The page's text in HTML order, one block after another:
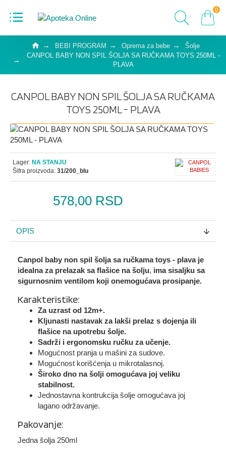
0
BEBI PROGRAM Oprema za bebe
Šolje
CANPOL BABY NON SPIL ŠOLJA SA RUČKAMA TOYS 250ML -
PLAVA
CANPOL BABY NON SPIL ŠOLJA SA RUČKAMA
TOYS 250ML - PLAVA
578,00 RSD
Lager: NA STANJU
Šifra proizvoda: 31/200_blu
OPIS
Canpol baby non spil šolja sa ručkama toys - plava je
idealna za prelazak sa flašice na šolju, ima sisaljku sa
sigurnosnim ventilom koji onemogućava prosipanje.
Karakteristike:
Za uzrast od 12m+.
Kljunasti nastavak za lakši prelaz s dojenja ili
flašice na upotrebu šolje.
Sadrži i ergonomsku ručku za učenje.
Mogućnost pranja u mašini za sudove.
Mogućnost korišćenja u mikrotalasnoj.
Široko dno na šolji omogućava joj veliku
stabilnost.
Jednostavna kontrukcija šolje omogućava joj
lagano održavanje.
Pakovanje:
Jedna šolja 250ml